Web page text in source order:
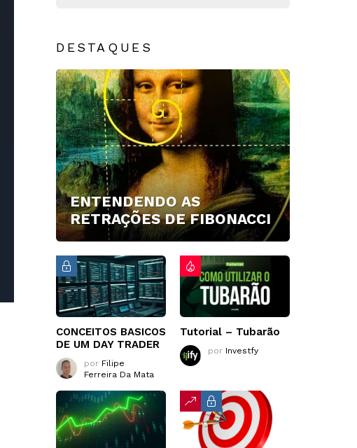
DESTAQUES
ENTENDENDO AS
RETRAÇÕES DE FIBONACCI
CONCEITOS BASICOS
DE UM DAY TRADER
por Filipe
Ferreira Da Mata
Tutorial – Tubarão
por Investfy